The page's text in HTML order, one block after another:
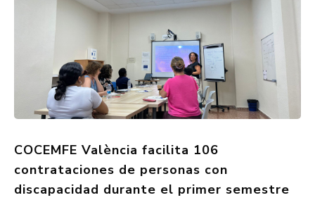
COCEMFE València facilita 106
contrataciones de personas con
discapacidad durante el primer semestre